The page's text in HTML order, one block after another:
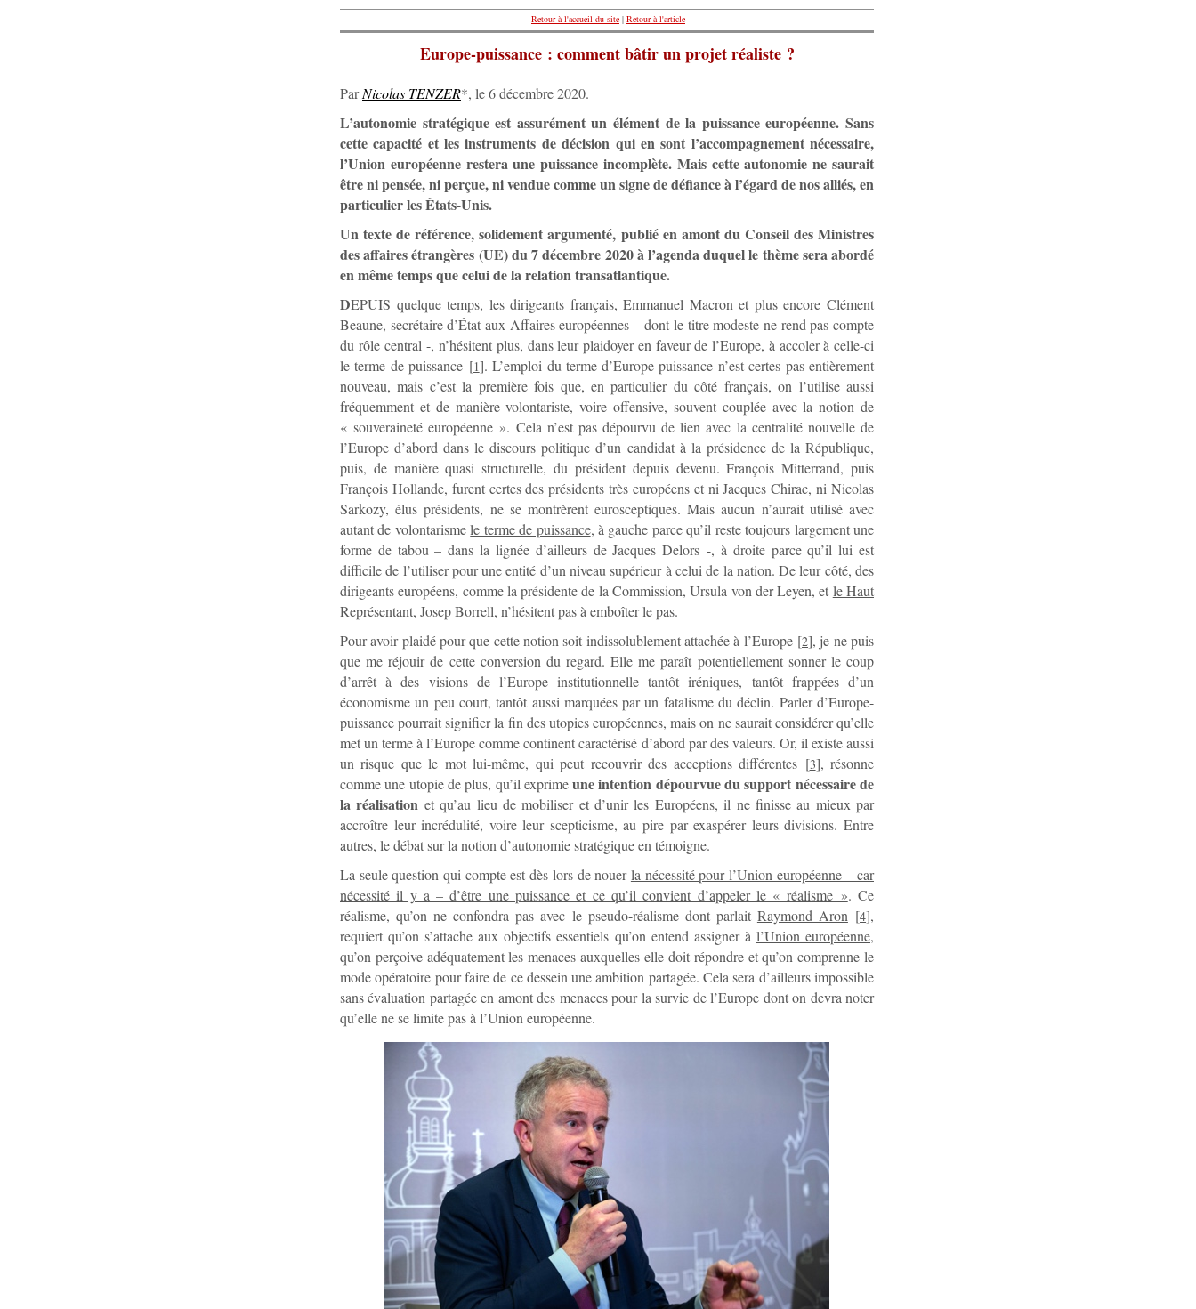
Retour à l'accueil du site | Retour à l'article
Europe-puissance : comment bâtir un projet réaliste ?
ParNicolas TENZER*, le 6 décembre 2020.
L’autonomie stratégique est assurément un élément de la puissance européenne. Sans
cette capacité et les instruments de décision qui en sont l’accompagnement nécessaire,
l’Union européenne restera une puissance incomplète. Mais cette autonomie ne saurait
être ni pensée, ni perçue, ni vendue comme un signe de défiance à l’égard de nos alliés, en
particulier les États-Unis.
Un texte de référence, solidement argumenté, publié en amont du Conseil des Ministres
des affaires étrangères (UE) du 7 décembre 2020 à l’agenda duquel le thème sera abordé
en même temps que celui de la relation transatlantique.
DEPUIS quelque temps, les dirigeants français, Emmanuel Macron et plus encore Clément
Beaune, secrétaire d’État aux Affaires européennes – dont le titre modeste ne rend pas compte
du rôle central -, n’hésitent plus, dans leur plaidoyer en faveur de l’Europe, à accoler à celle-ci
le terme de puissance [1]. L’emploi du terme d’Europe-puissance n’est certes pas entièrement
nouveau, mais c’est la première fois que, en particulier du côté français, on l’utilise aussi
fréquemment et de manière volontariste, voire offensive, souvent couplée avec la notion de
« souveraineté européenne ». Cela n’est pas dépourvu de lien avec la centralité nouvelle de
l’Europe d’abord dans le discours politique d’un candidat à la présidence de la République,
puis, de manière quasi structurelle, du président depuis devenu. François Mitterrand, puis
François Hollande, furent certes des présidents très européens et ni Jacques Chirac, ni Nicolas
Sarkozy, élus présidents, ne se montrèrent eurosceptiques. Mais aucun n’aurait utilisé avec
autant de volontarismele terme de puissance, à gauche parce qu’il reste toujours largement une
forme de tabou – dans la lignée d’ailleurs de Jacques Delors -, à droite parce qu’il lui est
difficile de l’utiliser pour une entité d’un niveau supérieur à celui de la nation. De leur côté, des
dirigeants européens, comme la présidente de la Commission, Ursula von der Leyen, et le Haut
Représentant, Josep Borrell, n’hésitent pas à emboîter le pas.
Pour avoir plaidé pour que cette notion soit indissolublement attachée à l’Europe[2], je ne puis
que me réjouir de cette conversion du regard. Elle me paraît potentiellement sonner le coup
d’arrêt à des visions de l’Europe institutionnelle tantôt iréniques, tantôt frappées d’un
économisme un peu court, tantôt aussi marquées par un fatalisme du déclin. Parler d’Europe-
puissance pourrait signifier la fin des utopies européennes, mais on ne saurait considérer qu’elle
met un terme à l’Europe comme continent caractérisé d’abord par des valeurs. Or, il existe aussi
un risque que le mot lui-même, qui peut recouvrir des acceptions différentes [3], résonne
comme une utopie de plus, qu’il exprimeune intention dépourvue du support nécessaire de
la réalisation et qu’au lieu de mobiliser et d’unir les Européens, il ne finisse au mieux par
accroître leur incrédulité, voire leur scepticisme, au pire par exaspérer leurs divisions. Entre
autres, le débat sur la notion d’autonomie stratégique en témoigne.
La seule question qui compte est dès lors de nouerla nécessité pour l’Union européenne – car
nécessité il y a – d’être une puissance et ce qu’il convient d’appeler le « réalisme ». Ce
réalisme, qu’on ne confondra pas avec le pseudo-réalisme dont parlait Raymond Aron [4],
requiert qu’on s’attache aux objectifs essentiels qu’on entend assigner à l’Union européenne,
qu’on perçoive adéquatement les menaces auxquelles elle doit répondre et qu’on comprenne le
mode opératoire pour faire de ce dessein une ambition partagée. Cela sera d’ailleurs impossible
sans évaluation partagée en amont des menaces pour la survie de l’Europe dont on devra noter
qu’elle ne se limite pas à l’Union européenne.